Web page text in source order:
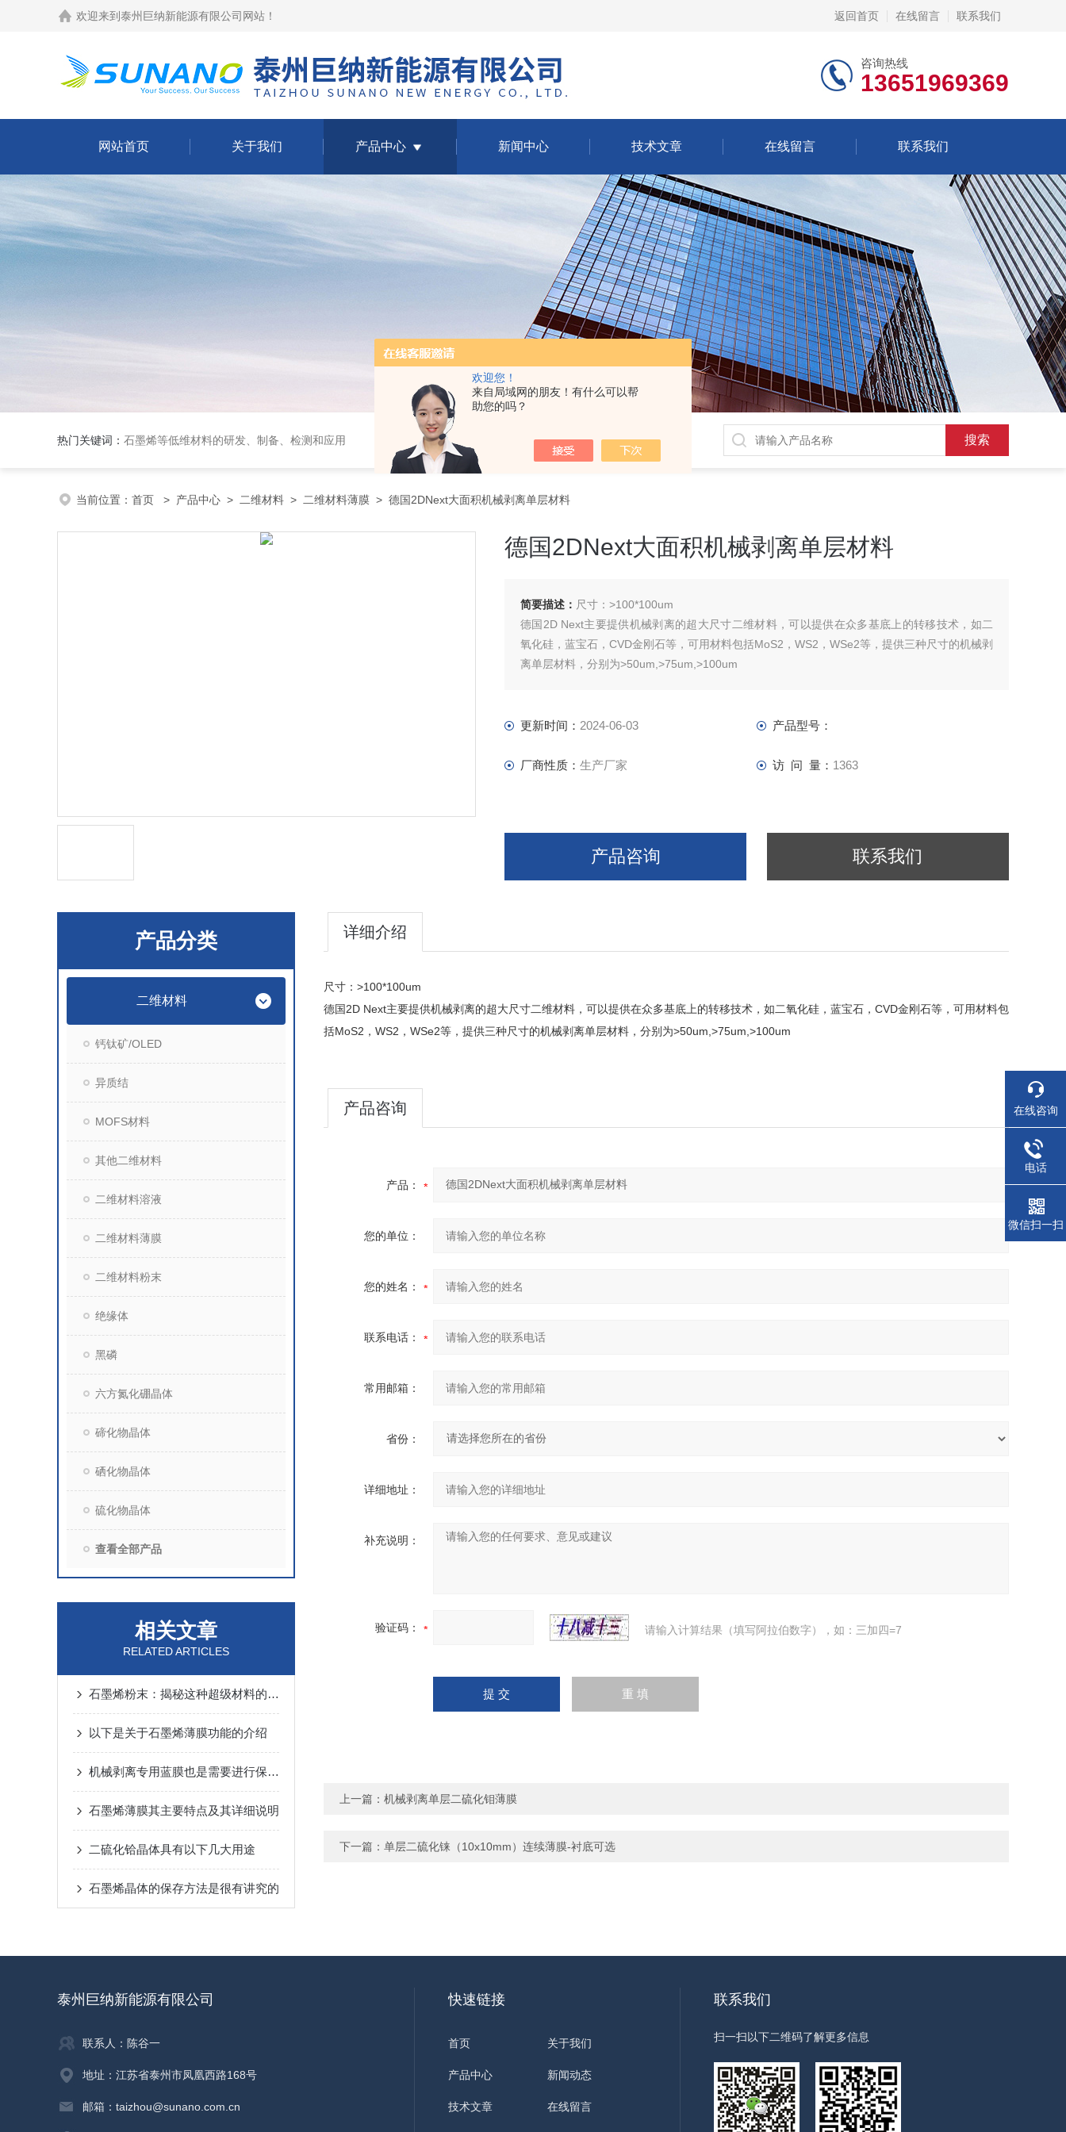
欢迎您！
来自局域网的朋友！有什么可以帮
助您的吗？
欢迎来到 泰州巨纳新能源有限公司网站 ！ 返回首页 在线留言 联系我们
咨询热线
13651969369
网站首页 关于我们 产品中心 新闻中心 技术文章 在线留言 联系我们
热门关键词： 石墨烯等低维材料的研发、制备、检测和应用
当前位置： 首页 > 产品中心 > 二维材料 > 二维材料薄膜 > 德国2DNext大面积机械剥离单层材料
德国2DNext大面积机械剥离单层材料
简要描述： 尺寸：>100*100um
德国2D Next主要提供机械剥离的超大尺寸二维材料，可以提供在众多基底上的转移技术，如二
氧化硅，蓝宝石，CVD金刚石等，可用材料包括MoS2，WS2，WSe2等，提供三种尺寸的机械剥
离单层材料，分别为>50um,>75um,>100um
更新时间： 2024-06-03 产品型号：
厂商性质： 生产厂家 访 问 量： 1363
产品咨询 联系我们
产品分类
二维材料
钙钛矿/OLED
异质结
MOFS材料
其他二维材料
二维材料溶液
二维材料薄膜
二维材料粉末
绝缘体
黑磷
六方氮化硼晶体
碲化物晶体
硒化物晶体
硫化物晶体
查看全部产品
相关文章
RELATED ARTICLES
石墨烯粉末：揭秘这种超级材料的惊人应用
以下是关于石墨烯薄膜功能的介绍
机械剥离专用蓝膜也是需要进行保养的
石墨烯薄膜其主要特点及其详细说明
二硫化铪晶体具有以下几大用途
石墨烯晶体的保存方法是很有讲究的
详细介绍
尺寸：>100*100um
德国2D Next主要提供机械剥离的超大尺寸二维材料，可以提供在众多基底上的转移技术，如二氧化硅，蓝宝石，CVD金刚石等，可用材料包
括MoS2，WS2，WSe2等，提供三种尺寸的机械剥离单层材料，分别为>50um,>75um,>100um
产品咨询
产品：
您的单位：
您的姓名：
联系电话：
常用邮箱：
省份：
详细地址：
补充说明：
验证码： 请输入计算结果（填写阿拉伯数字），如：三加四=7
上一篇： 机械剥离单层二硫化钼薄膜
下一篇： 单层二硫化铼（10x10mm）连续薄膜-衬底可选
泰州巨纳新能源有限公司
联系人：陈谷一
地址：江苏省泰州市凤凰西路168号
邮箱：taizhou@sunano.com.cn
快速链接
首页 关于我们
产品中心 新闻动态
技术文章 在线留言
联系我们
扫一扫以下二维码了解更多信息
在线咨询
电话
微信扫一扫